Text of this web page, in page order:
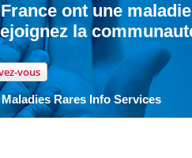
ont une
la
vous
Rares Info Services